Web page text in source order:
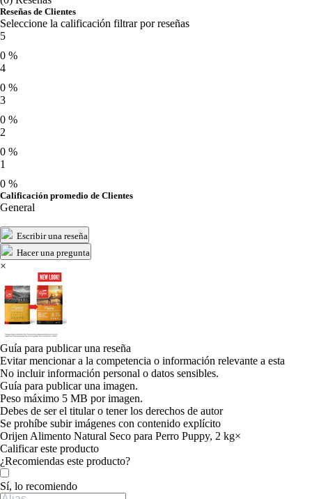
Reseñas de Clientes
Seleccione la calificación filtrar por reseñas
5
0 %
4
0 %
3
0 %
2
0 %
1
0 %
Calificación promedio de Clientes
General
Escribir una reseña
Hacer una pregunta
×
Guía para publicar una reseña
Evitar mencionar a la competencia o información relevante a esta
No incluir información personal o datos sensibles.
Guía para publicar una imagen.
Peso máximo 5 MB por imagen.
Debes de ser el titular o tener los derechos de autor
Se prohíbe subir imágenes con contenido explícito
Orijen Alimento Natural Seco para Perro Puppy, 2 kg×
Calificar este producto
Tu valoración
¿Recomiendas este producto?
Sí, lo recomiendo